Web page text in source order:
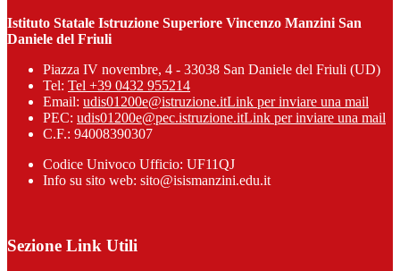
Istituto Statale Istruzione Superiore Vincenzo Manzini San
Daniele del Friuli
Piazza IV novembre, 4 - 33038 San Daniele del Friuli (UD)
Tel: Tel +39 0432 955214
Email: udis01200e@istruzione.itLink per inviare una mail
PEC: udis01200e@pec.istruzione.itLink per inviare una mail
C.F.: 94008390307
Codice Univoco Ufficio: UF11QJ
Info su sito web: sito@isismanzini.edu.it
Sezione Link Utili